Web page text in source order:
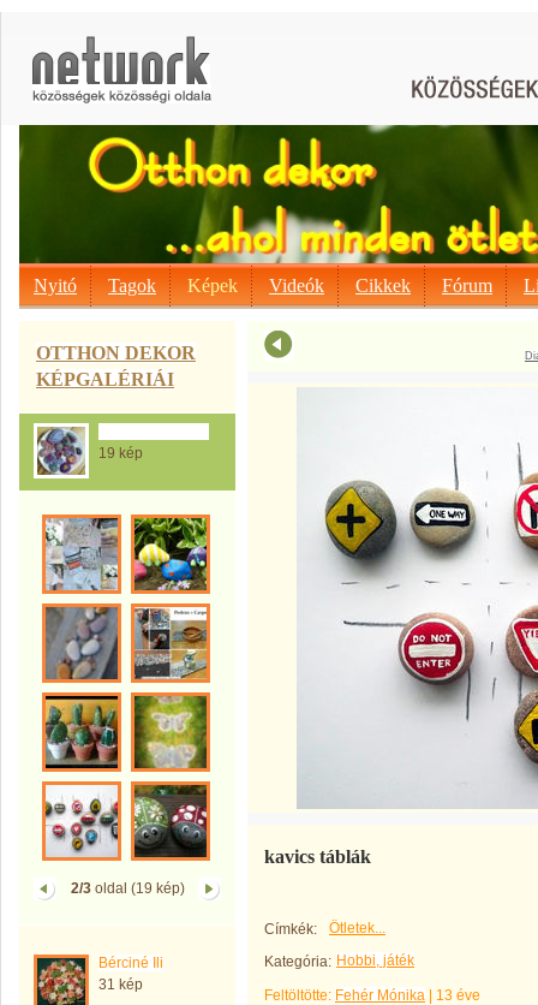
Nyitó Tagok Képek Videók Cikkek Fórum
OTTHON DEKOR
KÉPGALÉRIÁI
19 kép
2/3oldal (19 kép)
Bérciné Ili
31 kép
kavics táblák
Címkék:
Ötletek...
Kategória: Hobbi, játék
Feltöltötte: Fehér Mónika
13 éve